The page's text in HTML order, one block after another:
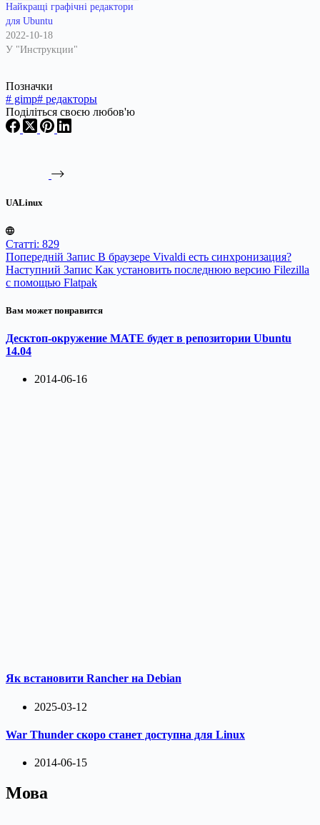
Найкращі графічні редактори
для Ubuntu
2022-10-18
У "Инструкции"
Позначки
# gimp# редакторы
Поділіться своєю любов'ю
UALinux
Статті: 829
Попередній Запис В браузере Vivaldi есть синхронизация?
Наступний Запис Как установить последнюю версию Filezilla
с помощью Flatpak
Вам может понравится
Десктоп-окружение MATE будет в репозитории Ubuntu
14.04
2014-06-16
Як встановити Rancher на Debian
2025-03-12
War Thunder скоро станет доступна для Linux
2014-06-15
Мова